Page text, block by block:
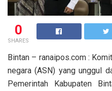
0
SHARES
Bintan – ranaipos.com :
negara (ASN) yang unggul
Pemerintah Kabupaten